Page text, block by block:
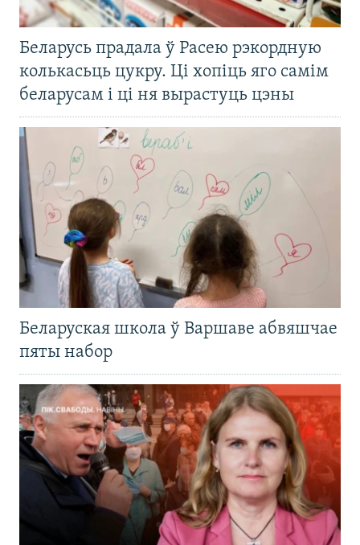
Беларусь прадала ў Расею рэкордную
колькасьць цукру. Ці хопіць яго самім
беларусам і ці ня вырастуць цэны
Беларуская школа ў Варшаве абвяшчае
пяты набор